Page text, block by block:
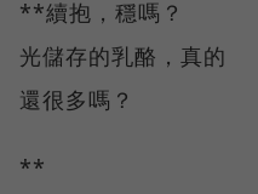
**續抱，穩嗎？
光儲存的乳酪，真的
還很多嗎？
**